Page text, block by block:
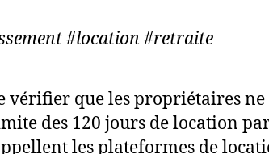
#location #retraite
vérifier que les propriétaires ne
des 120 jours de location
les plateformes de